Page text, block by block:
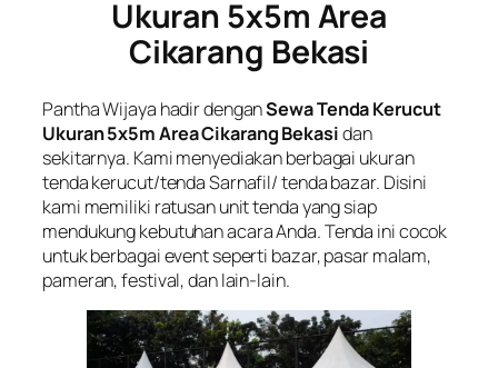
Ukuran 5x5m Area
Cikarang Bekasi
Pantha Wijaya hadir denganSewa Tenda Kerucut
Ukuran 5x5m Area Cikarang Bekasidan
sekitarnya. Kami menyediakan berbagai ukuran
tenda kerucut/tenda Sarnafil/ tenda bazar. Disini
kami memiliki ratusan unit tenda yang siap
mendukung kebutuhan acara Anda. Tenda ini cocok
untuk berbagai event seperti bazar, pasar malam,
pameran, festival, dan lain-lain.